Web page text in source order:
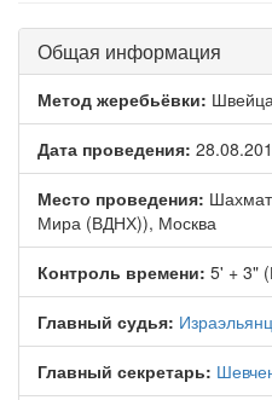
Общая информация
Метод жеребьёвки:
Дата проведения:
Место проведения:
Мира (ВДНХ)), Москва
Контроль времени: 5' + 3"
Главный судья:
Главный секретарь: